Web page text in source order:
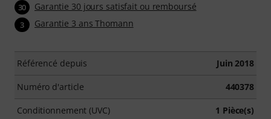
30 Garantie 30 jours satisfait ou remboursé
3 Garantie 3 ans Thomann
Référencé depuis Juin 2018
Numéro d'article 440378
Conditionnement (UVC) 1 Pièce(s)